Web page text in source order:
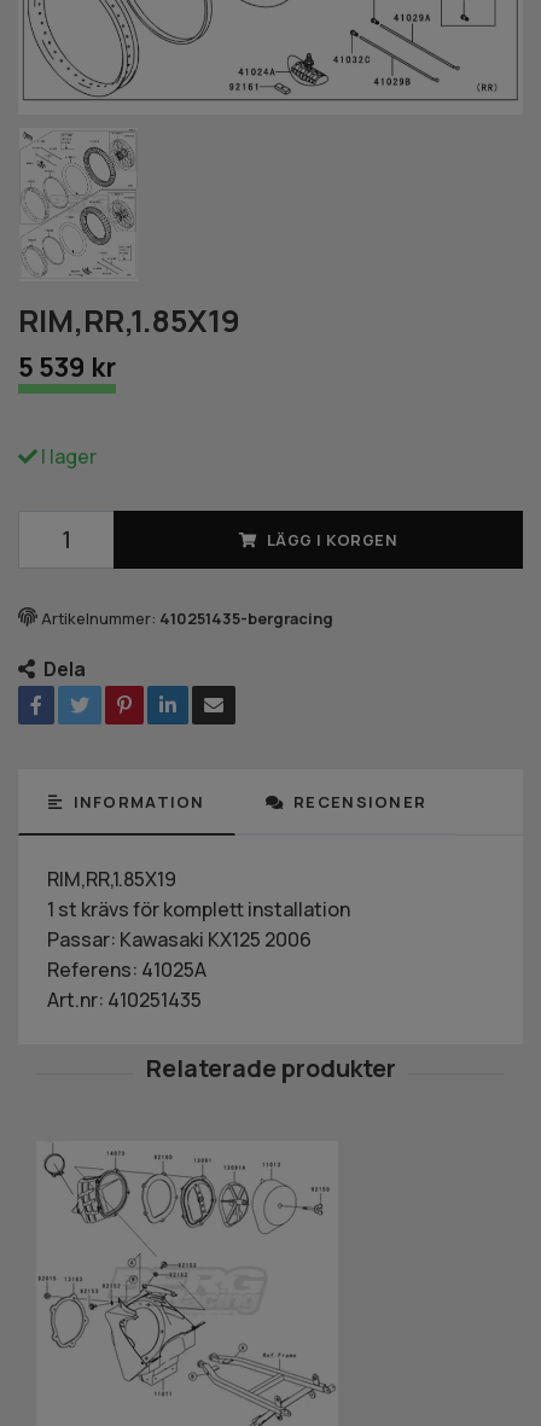
RIM,RR,1.85X19
5 539 kr
I lager
LÄGG I KORGEN
Artikelnummer: 410251435-bergracing
Dela
INFORMATION RECENSIONER
RIM,RR,1.85X19
1 st krävs för komplett installation
Passar: Kawasaki KX125 2006
Referens: 41025A
Art.nr: 410251435